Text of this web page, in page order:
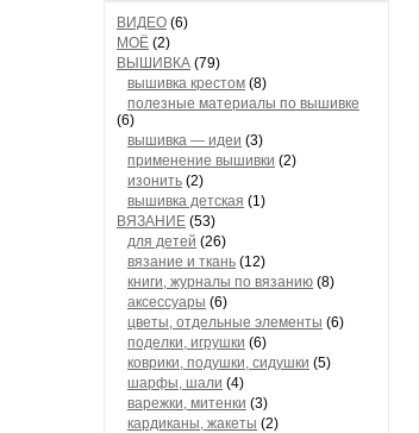
ВИДЕО (6)
МОЁ (2)
ВЫШИВКА (79)
вышивка крестом (8)
полезные материалы по вышивке
(6)
вышивка — идеи (3)
применение вышивки (2)
изонить (2)
вышивка детская (1)
ВЯЗАНИЕ (53)
для детей (26)
вязание и ткань (12)
книги, журналы по вязанию (8)
аксессуары (6)
цветы, отдельные элементы (6)
поделки, игрушки (6)
коврики, подушки, сидушки (5)
шарфы, шали (4)
варежки, митенки (3)
кардиканы, жакеты (2)